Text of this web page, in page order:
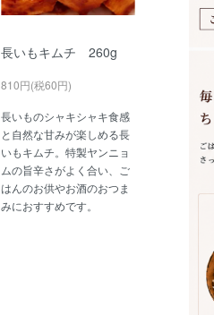
長いもキムチ 260g
810円(税60円)
長いものシャキシャキ食感
と自然な甘みが楽しめる長
いもキムチ。特製ヤンニョ
ムの旨辛さがよく合い、ご
はんのお供やお酒のおつま
みにおすすめです。